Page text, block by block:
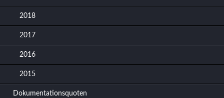
2018
2017
2016
2015
Dokumentationsquoten